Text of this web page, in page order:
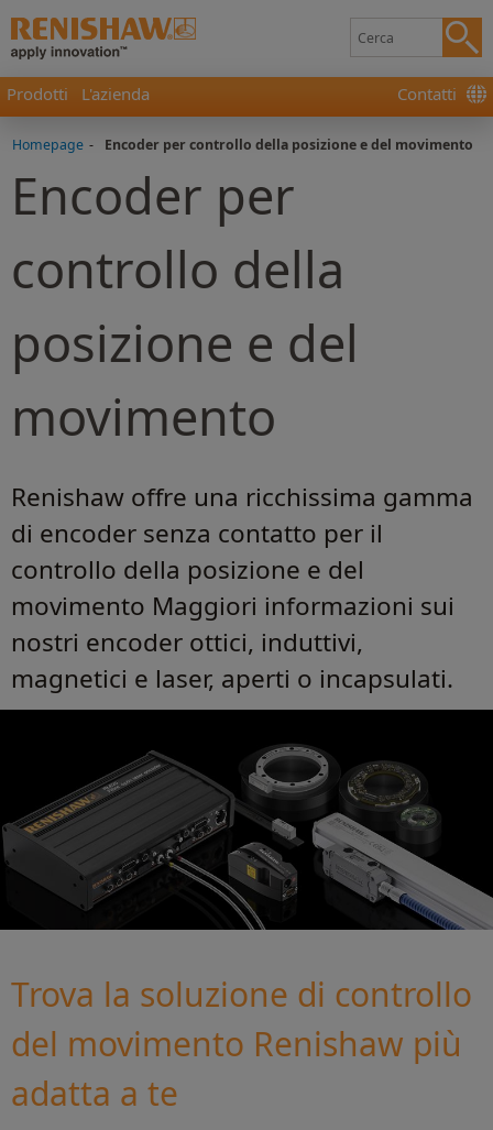
Prodotti L'azienda Contatti
Homepage - Encoder per controllo della posizione e del movimento
Encoder per
controllo della
posizione e del
movimento
Renishaw offre una ricchissima gamma
di encoder senza contatto per il
controllo della posizione e del
movimento Maggiori informazioni sui
nostri encoder ottici, induttivi,
magnetici e laser, aperti o incapsulati.
Trova la soluzione di controllo
del movimento Renishaw più
adatta a te